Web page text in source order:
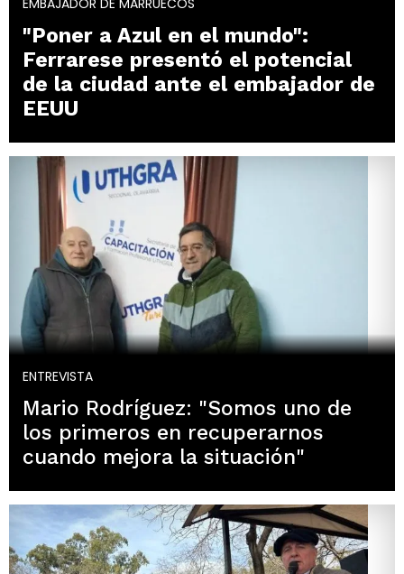
EMBAJADOR DE MARRUECOS
"Poner a Azul en el mundo":
Ferrarese presentó el potencial
de la ciudad ante el embajador de
EEUU
ENTREVISTA
Mario Rodríguez: "Somos uno de
los primeros en recuperarnos
cuando mejora la situación"